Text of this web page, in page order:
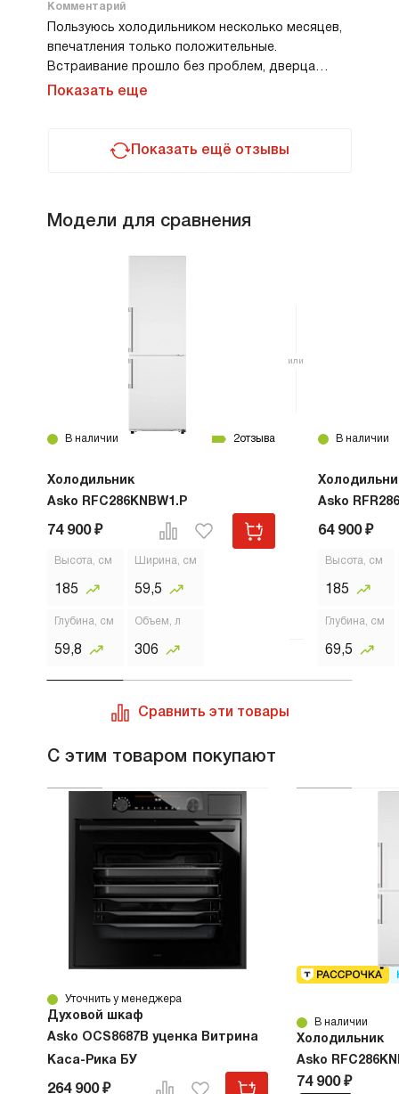
Комментарий
Пользуюсь холодильником несколько месяцев,
впечатления только положительные.
Встраивание прошло без проблем, дверца
открывается плавно, ничего не скрипит. Внутри
Особенно нравится тихая работа, даже ночью
Для меня это надежный рабочий вариант.
Показать еще
Показать ещё отзывы
Модели для сравнения
В наличии 2отзыва
Холодильник
Asko RFC286KNBW1.P
74 900 ₽
Высота, см
185
Ширина, см
59,5
Глубина, см
59,8
Объем, л
306
В наличии
Asko
64 900 ₽
Высота, см
185
Глубина, см
69,5
Сравнить эти товары
С этим товаром покупают
Уточнить у менеджера
Духовой шкаф
Asko OCS8687B уценка Витрина
Каса-Рика БУ
264 900 ₽
В наличии
Холодильник
Asko
74 900 ₽